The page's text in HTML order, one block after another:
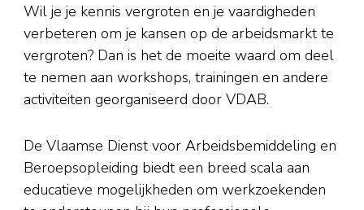
Wil je je kennis vergroten en je vaardigheden
verbeteren om je kansen op de arbeidsmarkt te
vergroten? Dan is het de moeite waard om deel
te nemen aan workshops, trainingen en andere
activiteiten georganiseerd door VDAB.
De Vlaamse Dienst voor Arbeidsbemiddeling en
Beroepsopleiding biedt een breed scala aan
educatieve mogelijkheden om werkzoekenden